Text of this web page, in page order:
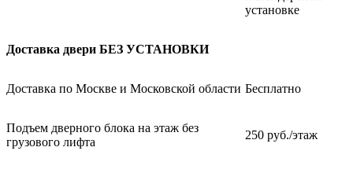
установке
Доставка двери БЕЗ УСТАНОВКИ
Доставка по Москве и Московской области Бесплатно
Подъем дверного блока на этаж без
грузового лифта
250 руб./этаж